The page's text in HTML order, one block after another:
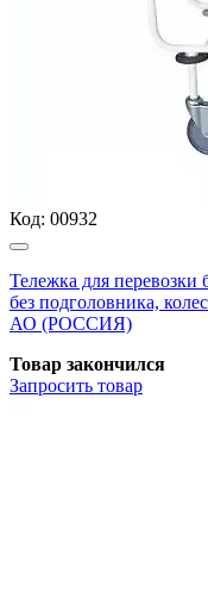
Код: 00932
Тележка для
без подголовника,
АО (РОССИЯ)
Товар закончился
Запросить товар